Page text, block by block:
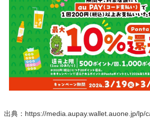
出典：https://media.aupay.wallet.auone.jp/lp/